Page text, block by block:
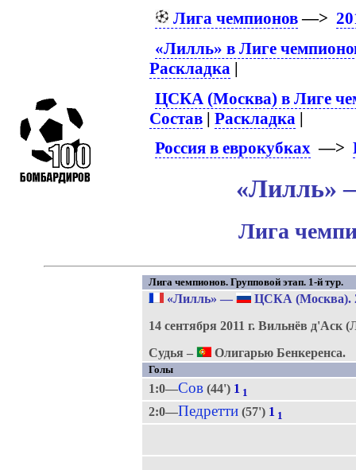
Лига чемпионов—>
«Лилль» в Лиге
Раскладка |
ЦСКА (Москва) в Лиге
Состав |Раскладка |
Россия в еврокубках—>
«Лилль»
Лига
Лига чемпионов. Групповой этап. 1-й тур.
«Лилль» — ЦСКА (Москва).
14 сентября 2011 г. Вильнёв д'Аск
Судья –
Олигарью Бенкеренса.
Голы
1:0—Сов(44') 1 1
2:0—Педретти(57') 1 1